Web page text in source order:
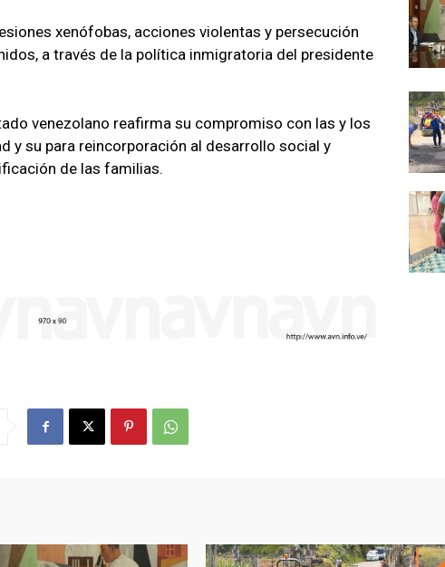
xenófobas, acciones violentas y persecución
a través de la política inmigratoria del presidente
venezolano reafirma su compromiso con las y los
y su para reincorporación al desarrollo social y
de las familias.